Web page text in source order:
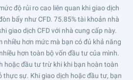
độ rủi ro cao liên quan khi giao dịch
bẩy như CFD. 75.85% tài khoản nhà
giao dịch CFD với nhà cung cấp này.
nhiều hơn mức mà bạn có đủ khả năng
hơn toàn bộ vốn đầu tư của mình.
hoặc đầu tư trừ khi khi bạn hoàn toàn
thực sự. Khi giao dịch hoặc đầu tư, bạn